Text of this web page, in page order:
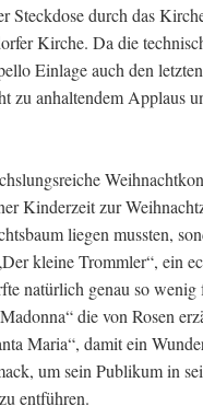
Steckdose durch das
Kirche. Da die
Einlage auch den
zu anhaltendem Applaus
Kinderzeit zur
liegen mussten,
kleine Trommler“, ein
natürlich genau so wenig
die von Rosen
Maria“, damit ein
um sein Publikum in
entführen.